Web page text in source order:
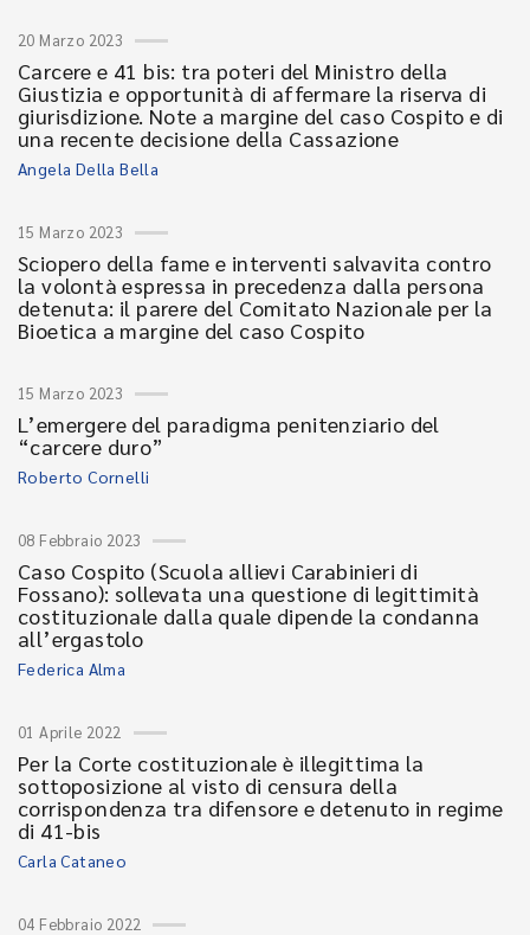
20 Marzo 2023
Carcere e 41 bis: tra poteri del Ministro della
Giustizia e opportunità di affermare la riserva di
giurisdizione. Note a margine del caso Cospito e di
una recente decisione della Cassazione
Angela Della Bella
15 Marzo 2023
Sciopero della fame e interventi salvavita contro
la volontà espressa in precedenza dalla persona
detenuta: il parere del Comitato Nazionale per la
Bioetica a margine del caso Cospito
15 Marzo 2023
L’emergere del paradigma penitenziario del
“carcere duro”
Roberto Cornelli
08 Febbraio 2023
Caso Cospito (Scuola allievi Carabinieri di
Fossano): sollevata una questione di legittimità
costituzionale dalla quale dipende la condanna
all’ergastolo
Federica Alma
01 Aprile 2022
Per la Corte costituzionale è illegittima la
sottoposizione al visto di censura della
corrispondenza tra difensore e detenuto in regime
di 41-bis
Carla Cataneo
04 Febbraio 2022